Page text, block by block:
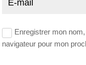
Enregistrer mon
navigateur pour mon